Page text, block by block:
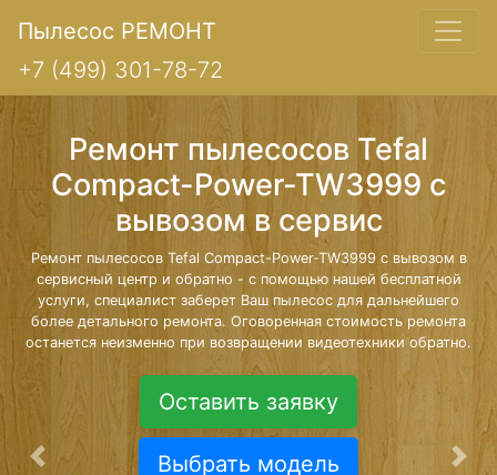
Пылесос РЕМОНТ
+7 (499) 301-78-72
Ремонт пылесосов Tefal
Compact-Power-TW3999 с
вывозом в сервис
Ремонт пылесосов Tefal Compact-Power-TW3999 с вывозом в
сервисный центр и обратно - с помощью нашей бесплатной
услуги, специалист заберет Ваш пылесос для дальнейшего
более детального ремонта. Оговоренная стоимость ремонта
останется неизменно при возвращении видеотехники обратно.
Оставить заявку
Выбрать модель
Предыдущая